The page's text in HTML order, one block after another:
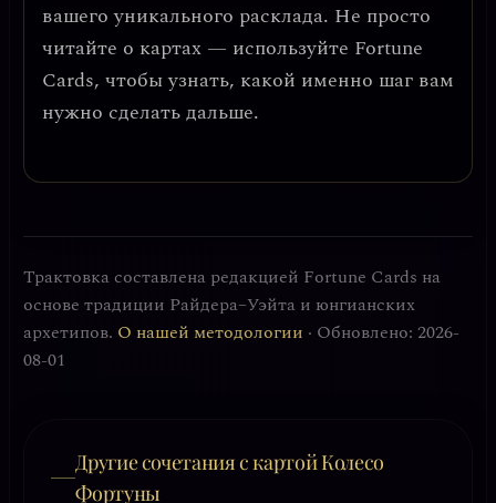
вашего уникального расклада. Не просто
читайте о картах — используйте Fortune
Cards, чтобы узнать, какой именно шаг вам
нужно сделать дальше.
Трактовка составлена редакцией Fortune Cards на
основе традиции Райдера–Уэйта и юнгианских
архетипов. О нашей методологии · Обновлено: 2026-
08-01
Другие сочетания с картой Колесо
Фортуны